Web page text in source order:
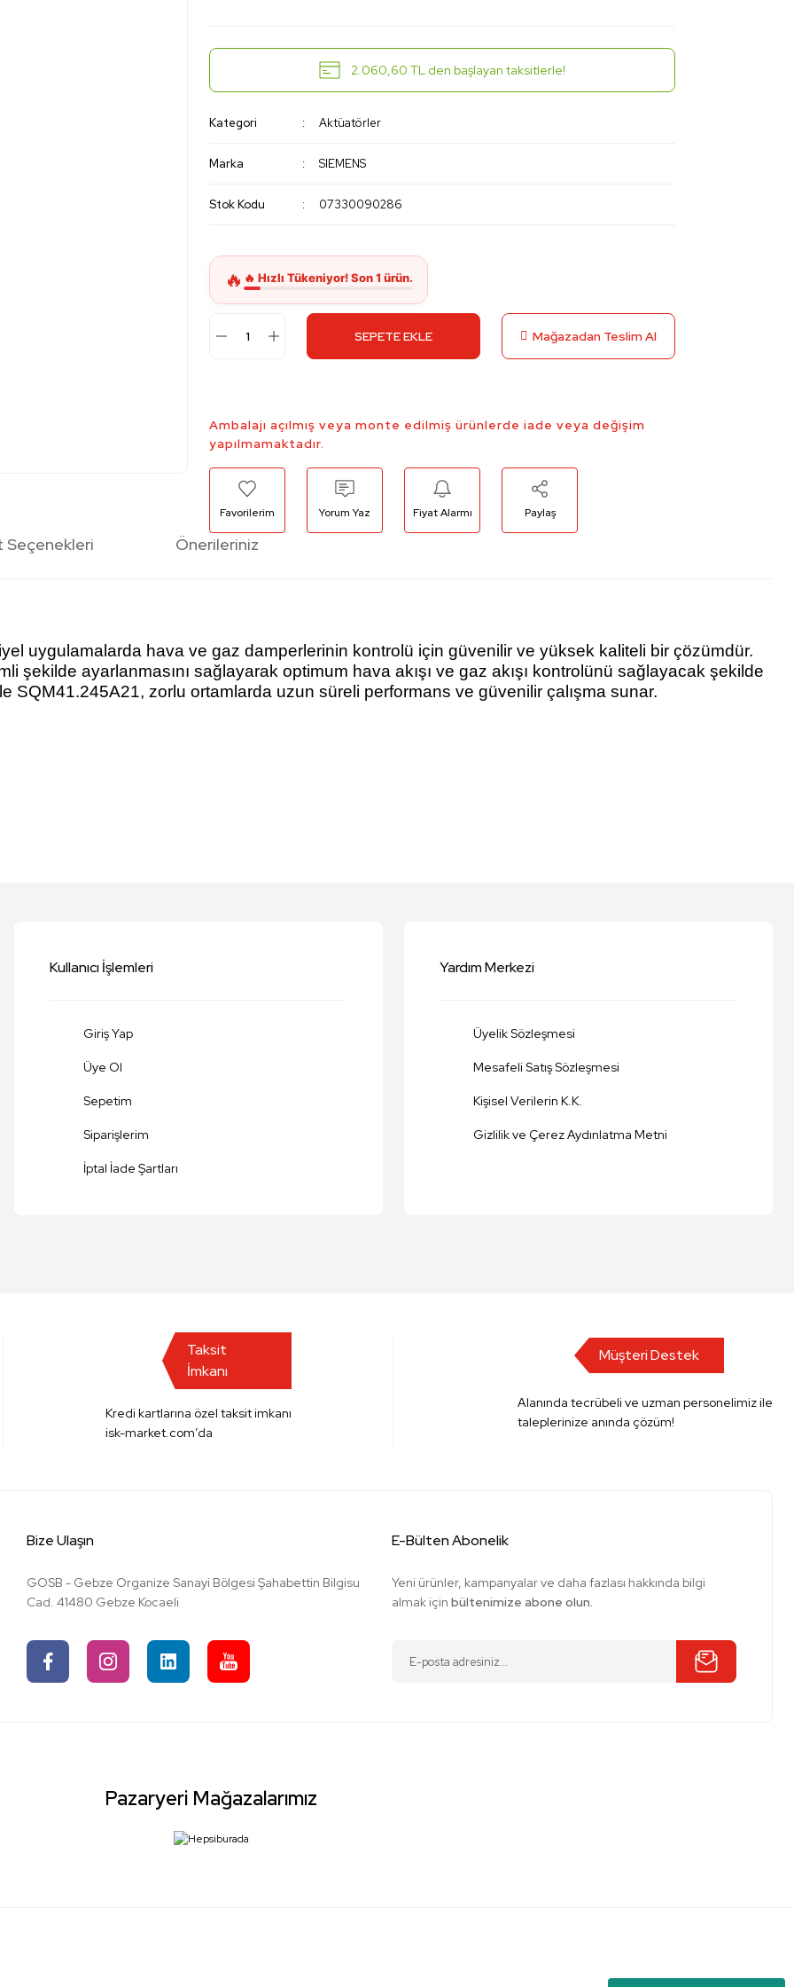
2.060,60 TL den başlayan taksitlerle!
Kategori Aktüatörler
Marka SIEMENS
Stok Kodu 07330090286
SEPETE EKLE Mağazadan Teslim Al
Ambalajı açılmış veya monte edilmiş ürünlerde iade veya değişim
yapılmamaktadır.
Yorum Yaz Fiyat Alarmı Paylaş
Seçenekleri Önerileriniz
uygulamalarda hava ve gaz damperlerinin kontrolü için güvenilir ve yüksek kaliteli bir çözümdür.
şekilde ayarlanmasını sağlayarak optimum hava akışı ve gaz akışı kontrolünü sağlayacak şekilde
SQM41.245A21, zorlu ortamlarda uzun süreli performans ve güvenilir çalışma sunar.
Kullanıcı İşlemleri
Giriş Yap
Üye Ol
Sepetim
Siparişlerim
İptal İade Şartları
Yardım Merkezi
Üyelik Sözleşmesi
Mesafeli Satış Sözleşmesi
Kişisel Verilerin K.K.
Gizlilik ve Çerez Aydınlatma Metni
Taksit
İmkanı
Kredi kartlarına özel taksit imkanı
isk-market.com’da
Müşteri Destek
Alanında tecrübeli ve uzman personelimiz ile
taleplerinize anında çözüm!
Bize Ulaşın
GOSB - Gebze Organize Sanayi Bölgesi Şahabettin Bilgisu
Cad. 41480 Gebze Kocaeli
E-Bülten Abonelik
Yeni ürünler, kampanyalar ve daha fazlası hakkında bilgi
almak içinbültenimize abone olun.
Pazaryeri Mağazalarımız